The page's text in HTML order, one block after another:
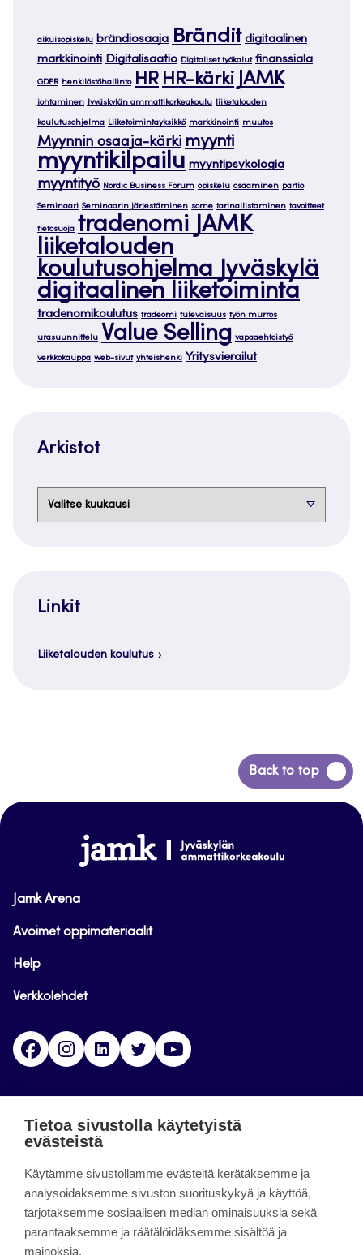
aikuisopiskelu brändiosaaja Brändit digitaalinen
markkinointi Digitalisaatio Digitaliset työkalut finanssiala
GDPR henkilöstöhallinto HR HR-kärki JAMK
johtaminen Jyväskylän ammattikorkeakoulu liiketalouden
koulutusohjelma Liiketoimintayksikkö markkinointi muutos
Myynnin osaaja-kärki myynti
myyntikilpailu myyntipsykologia
myyntityö Nordic Business Forum opiskelu osaaminen partio
Seminaari Seminaarin järjestäminen some tarinallistaminen tavoitteet
tietosuoja tradenomi JAMK
liiketalouden
koulutusohjelma Jyväskylä
digitaalinen liiketoiminta
tradenomikoulutus tradeomi tulevaisuus työn murros
urasuunnittelu Value Selling vapaaehtoistyö
verkkokauppa web-sivut yhteishenki Yritysvierailut
Arkistot
Linkit
Liiketalouden koulutus
Back to top
Siirry
takaisin
www.jamk.fi
Jamk Arena
Avoimet oppimateriaalit
Help
Verkkolehdet
FacebookInstagramLinkedinTwitter
päättynyt 11.9.2023.
About the site
Tietoa sivustolla käytetyistä
evästeistä
Käytämme sivustollamme evästeitä kerätäksemme ja
analysoidaksemme sivuston suorituskykyä ja käyttöä,
tarjotaksemme sosiaalisen median ominaisuuksia sekä
parantaaksemme ja räätälöidäksemme sisältöä ja
mainoksia.